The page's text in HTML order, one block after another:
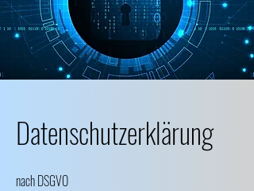
Datenschutzerklärung
nach DSGVO